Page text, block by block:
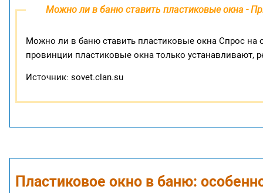
Можно ли в баню ставить пластиковые окна -
Можно ли в баню ставить пластиковые окна Спрос на
провинции пластиковые окна только устанавливают,
Источник: sovet.clan.su
Пластиковое окно в баню: